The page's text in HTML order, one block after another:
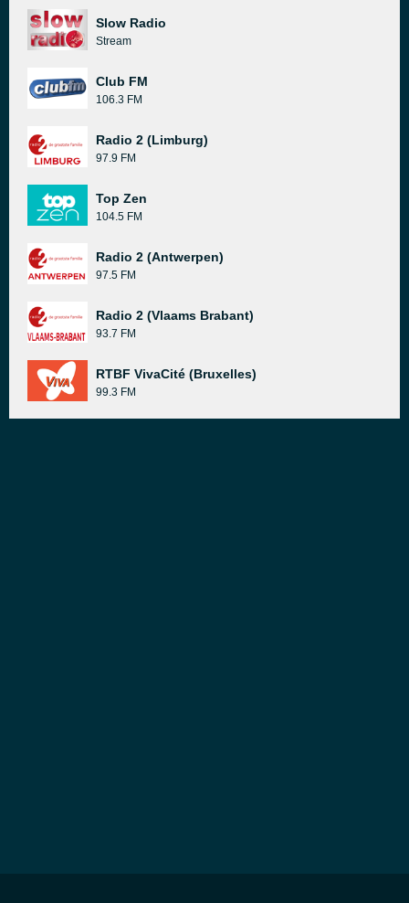
Slow Radio
Stream
Club FM
106.3 FM
Radio 2 (Limburg)
97.9 FM
Top Zen
104.5 FM
Radio 2 (Antwerpen)
97.5 FM
Radio 2 (Vlaams Brabant)
93.7 FM
RTBF VivaCité (Bruxelles)
99.3 FM